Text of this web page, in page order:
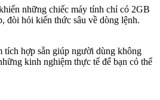
những chiếc máy tính chỉ có 2GB
đòi hỏi kiến thức sâu về dòng lệnh.
tích hợp sẵn giúp người dùng không
kinh nghiệm thực tế để bạn có thể